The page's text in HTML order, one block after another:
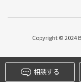
Copyright © 2024
相談する
本日のタイヤ履